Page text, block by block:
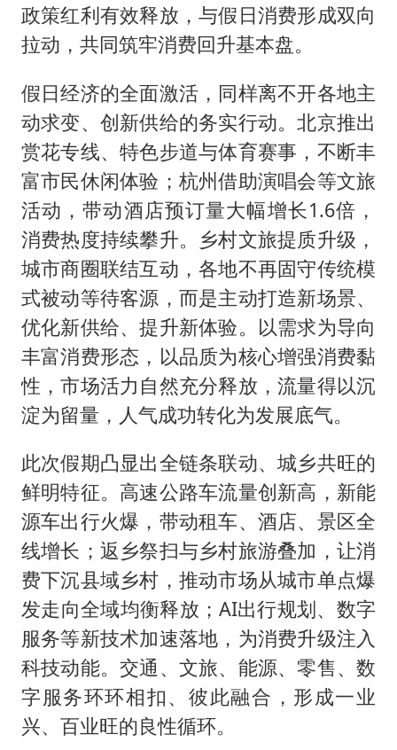
政策红利有效释放，与假日消费形成双向
拉动，共同筑牢消费回升基本盘。
假日经济的全面激活，同样离不开各地主
动求变、创新供给的务实行动。北京推出
赏花专线、特色步道与体育赛事，不断丰
富市民休闲体验；杭州借助演唱会等文旅
活动，带动酒店预订量大幅增长1.6倍，
消费热度持续攀升。乡村文旅提质升级，
城市商圈联结互动，各地不再固守传统模
式被动等待客源，而是主动打造新场景、
优化新供给、提升新体验。以需求为导向
丰富消费形态，以品质为核心增强消费黏
性，市场活力自然充分释放，流量得以沉
淀为留量，人气成功转化为发展底气。
此次假期凸显出全链条联动、城乡共旺的
鲜明特征。高速公路车流量创新高，新能
源车出行火爆，带动租车、酒店、景区全
线增长；返乡祭扫与乡村旅游叠加，让消
费下沉县域乡村，推动市场从城市单点爆
发走向全域均衡释放；AI出行规划、数字
服务等新技术加速落地，为消费升级注入
科技动能。交通、文旅、能源、零售、数
字服务环环相扣、彼此融合，形成一业
兴、百业旺的良性循环。